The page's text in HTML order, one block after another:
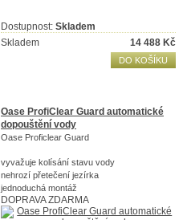
Dostupnost: Skladem
Skladem
14 488 Kč
DO KOŠÍKU
Oase ProfiClear Guard automatické
dopouštění vody
Oase Proficlear Guard
vyvažuje kolísání stavu vody
nehrozí přetečení jezírka
jednoduchá montáž
DOPRAVA ZDARMA